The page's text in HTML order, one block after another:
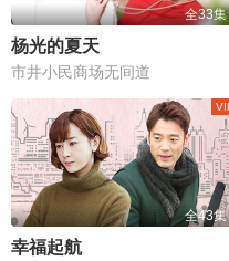
全33集
杨光的夏天
市井小民商场无间道
全43集
幸福起航